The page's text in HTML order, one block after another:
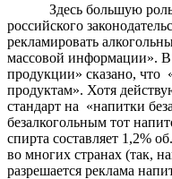
Здесь большую
российского
рекламировать
массовой информации». В
продукции» сказано, что
продуктам». Хотя
стандарт на «напитки
безалкогольным тот
спирта составляет 1,2%
во многих странах (так,
разрешается реклама